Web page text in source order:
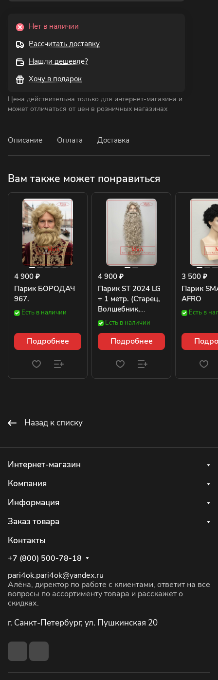
Нет в наличии
Рассчитать доставку
Нашли дешевле?
Хочу в подарок
Цена действительна только для интернет-магазина и
может отличаться от цен в розничных магазинах
Описание Оплата Доставка
Вам также может понравиться
4 900 ₽
Парик БОРОДАЧ
967.
Есть в наличии
Подробнее
4 900 ₽
Парик ST 2024 LG
+ 1 метр. (Старец,
Волшебник,
Карабас Барабас.)
Есть в наличии
Подробнее
3 500 ₽
Парик
AFRO
Есть в
Назад к списку
Интернет-магазин
Компания
Информация
Заказ товара
Контакты
+7 (800) 500-78-18
pari4ok.pari4ok@yandex.ru
Алёна, директор по работе с клиентами, ответит на все
вопросы по ассортименту товара и расскажет о
скидках.
г. Санкт-Петербург, ул. Пушкинская 20